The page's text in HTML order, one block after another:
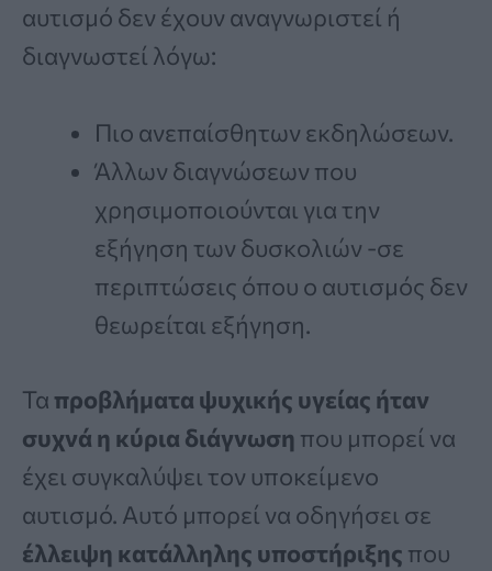
αυτισμό δεν έχουν αναγνωριστεί ή
διαγνωστεί λόγω:
Πιο ανεπαίσθητων εκδηλώσεων.
Άλλων διαγνώσεων που
χρησιμοποιούνται για την
εξήγηση των δυσκολιών -σε
περιπτώσεις όπου ο αυτισμός δεν
θεωρείται εξήγηση.
Τα προβλήματα ψυχικής υγείας ήταν
συχνά η κύρια διάγνωση που μπορεί να
έχει συγκαλύψει τον υποκείμενο
αυτισμό. Αυτό μπορεί να οδηγήσει σε
έλλειψη κατάλληλης υποστήριξης που